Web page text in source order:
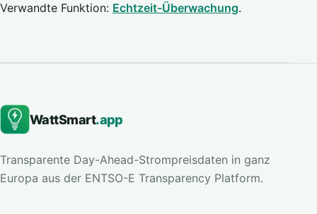
Verwandte Funktion: Echtzeit-Überwachung.
WattSmart.app
Transparente Day-Ahead-Strompreisdaten in ganz
Europa aus der ENTSO-E Transparency Platform.